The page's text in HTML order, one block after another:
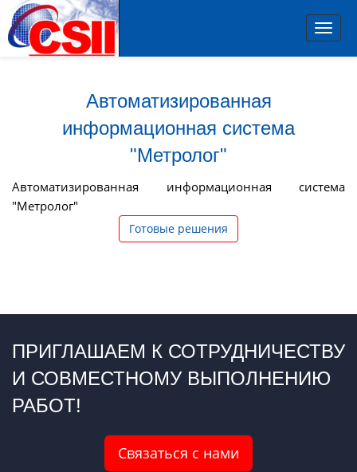
Автоматизированная
информационная система
"Метролог"
Автоматизированная информационная система
"Метролог"
Готовые решения
ПРИГЛАШАЕМ К СОТРУДНИЧЕСТВУ
И СОВМЕСТНОМУ ВЫПОЛНЕНИЮ
РАБОТ!
Связаться с нами